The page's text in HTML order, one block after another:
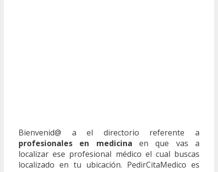
Bienvenid@ a el directorio referente a
profesionales en medicina en que vas a
localizar ese profesional médico el cual buscas
localizado en tu ubicación. PedirCitaMedico es